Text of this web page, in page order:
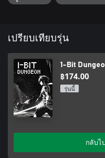
เปรียบเทียบรุ่น
1-Bit
฿174.00
รุ่นนี้
กลับไ